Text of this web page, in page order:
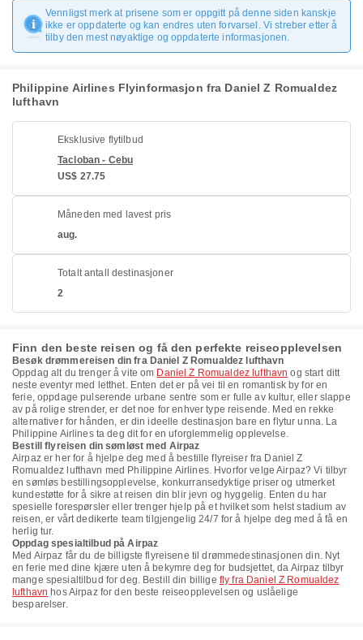
Vennligst merk at prisene som er oppgitt på denne siden kanskje
ikke er oppdaterte og kan endres uten forvarsel. Vi streber etter å
tilby den mest nøyaktige og oppdaterte informasjonen.
Philippine Airlines Flyinformasjon fra Daniel Z Romualdez
lufthavn
Eksklusive flytilbud
Tacloban - Cebu
US$ 27.75
Måneden med lavest pris
aug.
Totalt antall destinasjoner
2
Finn den beste reisen og få den perfekte reiseopplevelsen
Besøk drømmereisen din fra Daniel Z Romualdez lufthavn
Oppdag alt du trenger å vite om Daniel Z Romualdez lufthavn og start ditt
neste eventyr med letthet. Enten det er på vei til en romantisk by for en
ferie, oppdage pulserende urbane sentre som er fulle av kultur, eller slappe
av på rolige strender, er det noe for enhver type reisende. Med en rekke
alternativer for hånden, er din ideelle destinasjon bare en flytur unna. La
Philippine Airlines ta deg dit for en uforglemmelig opplevelse.
Bestill flyreisen din sømløst med Airpaz
Airpaz er her for å hjelpe deg med å bestille flyreiser fra Daniel Z
Romualdez lufthavn med Philippine Airlines. Hvorfor velge Airpaz? Vi tilbyr
en sømløs bestillingsopplevelse, konkurransedyktige priser og utmerket
kundestøtte for å sikre at reisen din blir jevn og hyggelig. Enten du har
spesielle forespørsler eller trenger hjelp på et hvilket som helst stadium av
reisen, er vårt dedikerte team tilgjengelig 24/7 for å hjelpe deg med å få en
herlig tur.
Oppdag spesialtilbud på Airpaz
Med Airpaz får du de billigste flyreisene til drømmedestinasjonen din. Nyt
en ferie med dine kjære uten å bekymre deg for budsjettet, da Airpaz tilbyr
mange spesialtilbud for deg. Bestill din billige fly fra Daniel Z Romualdez
lufthavn hos Airpaz for den beste reiseopplevelsen og uslåelige
besparelser.